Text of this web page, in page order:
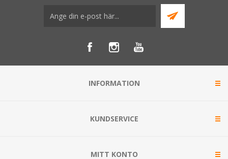
INFORMATION
KUNDSERVICE
MITT KONTO